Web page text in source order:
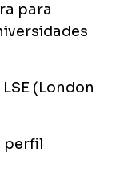
para
(London
perfil